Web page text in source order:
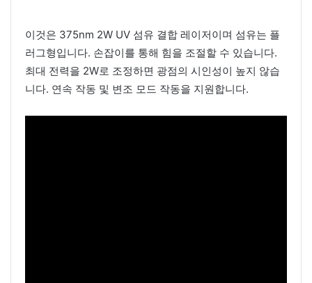
이것은 375nm 2W UV 섬유 결합 레이저이며 섬유는 플
러그형입니다. 손잡이를 통해 힘을 조절할 수 있습니다.
최대 전력을 2W로 조정하면 광점의 시인성이 높지 않습
니다. 연속 작동 및 변조 모드 작동을 지원합니다.